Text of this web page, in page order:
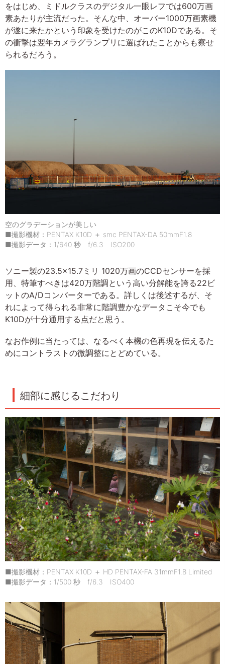
をはじめ、ミドルクラスのデジタル一眼レフでは600万画
素あたりが主流だった。そんな中、オーバー1000万画素機
が遂に来たかという印象を受けたのがこのK10Dである。そ
の衝撃は翌年カメラグランプリに選ばれたことからも察せ
られるだろう。
空のグラデーションが美しい
■撮影機材：PENTAX K10D ＋ smc PENTAX-DA 50mmF1.8
■撮影データ：1/640 秒 f/6.3 ISO200
ソニー製の23.5×15.7ミリ 1020万画のCCDセンサーを採
用、特筆すべきは420万階調という高い分解能を誇る22ビ
ットのA/Dコンバーターである。詳しくは後述するが、そ
れによって得られる非常に階調豊かなデータこそ今でも
K10Dが十分通用する点だと思う。
なお作例に当たっては、なるべく本機の色再現を伝えるた
めにコントラストの微調整にとどめている。
細部に感じるこだわり
■撮影機材：PENTAX K10D ＋ HD PENTAX-FA 31mmF1.8 Limited
■撮影データ：1/500 秒 f/6.3 ISO400